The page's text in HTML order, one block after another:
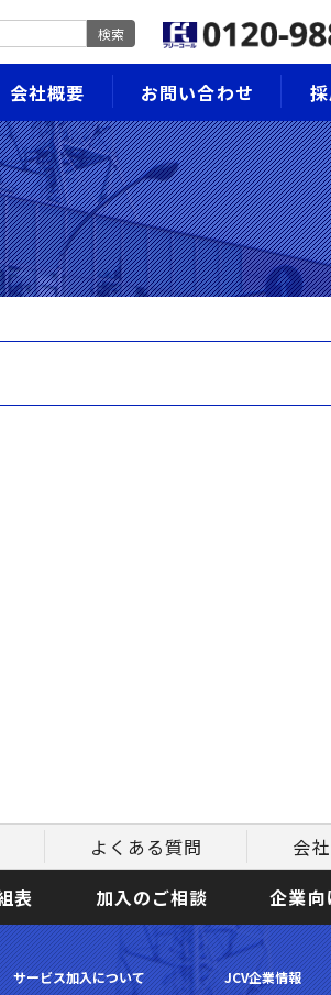
検索
会社概要 お問い合わせ
よくある質問
会
表 加入のご相談 企業
サービス加入について JCV企業情報